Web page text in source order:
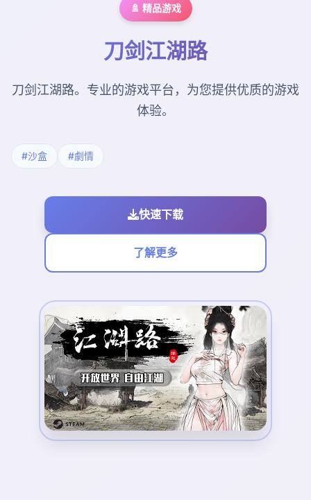
🚿 精品游戏
刀剑江湖路
刀剑江湖路。专业的游戏平台，为您提供优质的游戏
体验。
#沙盒 #劇情
快速下载
了解更多